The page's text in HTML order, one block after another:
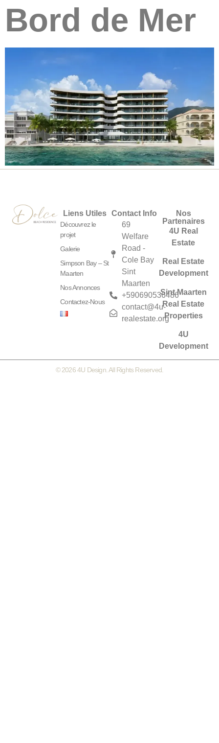
Bord de Mer
Liens Utiles
Découvrez le
projet
Galerie
Simpson Bay – St
Maarten
Nos Annonces
Contactez-Nous
Contact Info
69
Welfare
Road -
Cole Bay
Sint
Maarten
+590690536486
contact@4u-
realestate.org
Nos
Partenaires
4U Real
Estate
Real Estate
Development
Sint Maarten
Real Estate
Properties
4U
Development
© 2026 4U Design. All Rights Reserved.